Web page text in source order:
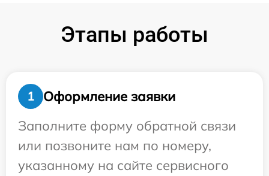
Этапы работы
1
Оформление заявки
Заполните форму обратной связи
или позвоните нам по номеру,
указанному на сайте сервисного